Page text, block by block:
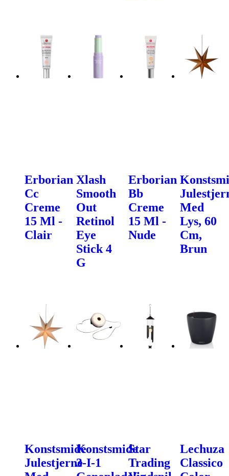
Erborian
Cc
Creme
15 Ml -
Clair
Xlash
Smooth
Out
Retinol
Eye
Stick 4
G
Erborian
Bb
Creme
15 Ml -
Nude
Med
Lys, 60
Cm,
Brun
Konstsmide
Julestjerne
Konstsmide
3-I-1
Star
Trading
Lechuza
Classico